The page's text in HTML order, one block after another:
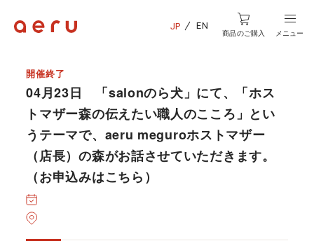
JP EN
商品のご購入 メニュー
開催終了
04月23日 「salonのら犬」にて、「ホス
トマザー森の伝えたい職人のこころ」とい
うテーマで、aeru meguroホストマザー
（店長）の森がお話させていただきます。
（お申込みはこちら）